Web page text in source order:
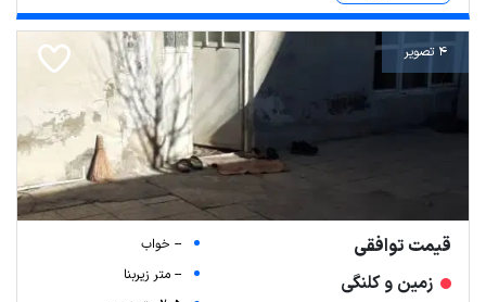
4 تصویر
قیمت توافقی
زمین و کلنگی
-- خواب
-- متر زیربنا